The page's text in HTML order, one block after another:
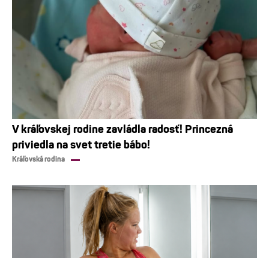
V kráľovskej rodine zavládla radosť! Princezná
priviedla na svet tretie bábo!
Kráľovská rodina